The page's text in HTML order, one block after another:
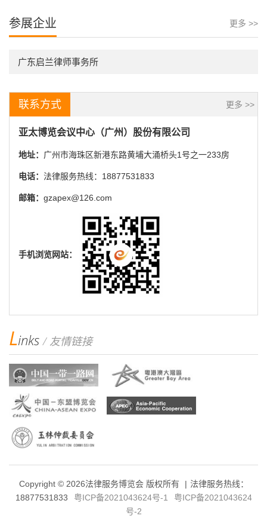
参展企业 更多 >>
广东启兰律师事务所
联系方式 更多 >>
亚太博览会议中心（广州）股份有限公司
地址： 广州市海珠区新港东路黄埔大涌桥头1号之一233房
电话： 法律服务热线：18877531833
邮箱： gzapex@126.com
手机浏览网站：
Links / 友情链接
Copyright © 2026法律服务博览会 版权所有 | 法律服务热线：
18877531833
粤ICP备2021043624号-1
粤ICP备2021043624
号-2